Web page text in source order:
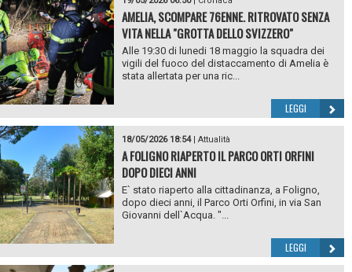
AMELIA, SCOMPARE 76ENNE. RITROVATO SENZA
VITA NELLA "GROTTA DELLO SVIZZERO"
Alle 19:30 di lunedi 18 maggio la squadra dei
vigili del fuoco del distaccamento di Amelia è
stata allertata per una ric...
LEGGI
18/05/2026 18:54| Attualità
A FOLIGNO RIAPERTO IL PARCO ORTI ORFINI
DOPO DIECI ANNI
E` stato riaperto alla cittadinanza, a Foligno,
dopo dieci anni, il Parco Orti Orfini, in via San
Giovanni dell`Acqua. "...
LEGGI